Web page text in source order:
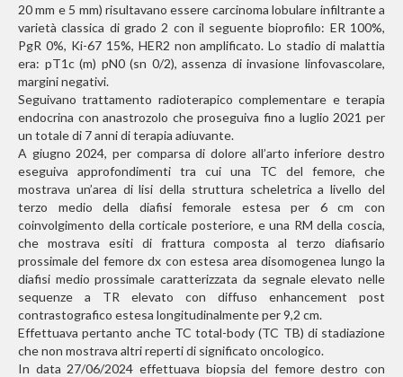
20 mm e 5 mm) risultavano essere carcinoma lobulare infiltrante a
varietà classica di grado 2 con il seguente bioprofilo: ER 100%,
PgR 0%, Ki-67 15%, HER2 non amplificato. Lo stadio di malattia
era: pT1c (m) pN0 (sn 0/2), assenza di invasione linfovascolare,
margini negativi.
Seguivano trattamento radioterapico complementare e terapia
endocrina con anastrozolo che proseguiva fino a luglio 2021 per
un totale di 7 anni di terapia adiuvante.
A giugno 2024, per comparsa di dolore all’arto inferiore destro
eseguiva approfondimenti tra cui una TC del femore, che
mostrava un’area di lisi della struttura scheletrica a livello del
terzo medio della diafisi femorale estesa per 6 cm con
coinvolgimento della corticale posteriore, e una RM della coscia,
che mostrava esiti di frattura composta al terzo diafisario
prossimale del femore dx con estesa area disomogenea lungo la
diafisi medio prossimale caratterizzata da segnale elevato nelle
sequenze a TR elevato con diffuso enhancement post
contrastografico estesa longitudinalmente per 9,2 cm.
Effettuava pertanto anche TC total-body (TC TB) di stadiazione
che non mostrava altri reperti di significato oncologico.
In data 27/06/2024 effettuava biopsia del femore destro con